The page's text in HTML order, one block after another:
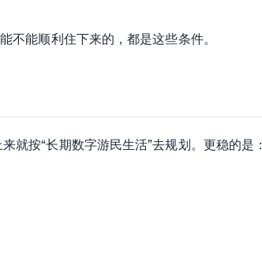
不能顺利住下来的，都是这些条件。
就按“长期数字游民生活”去规划。更稳的是：